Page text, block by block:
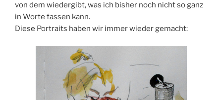
von dem wiedergibt, was ich bisher noch nicht so ganz
in Worte fassen kann.
Diese Portraits haben wir immer wieder gemacht: